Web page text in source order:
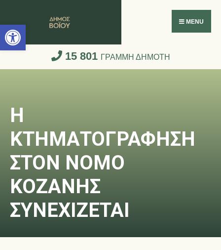
Ανοίξτε τη γραμμή εργαλείων
MENU
15 801 ΓΡΑΜΜΗ ΔΗΜΟΤΗ
Η
ΚΤΗΜΑΤΟΓΡΑΦΗΣΗ
ΣΤΟΝ ΝΟΜΟ
ΚΟΖΑΝΗΣ
ΣΥΝΕΧΙΖΕΤΑΙ